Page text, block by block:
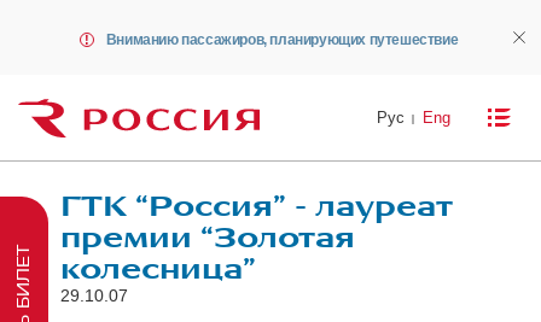
Вниманию пассажиров, планирующих путешествие
Рус Eng
ГТК “Россия” - лауреат
премии “Золотая
колесница”
29.10.07